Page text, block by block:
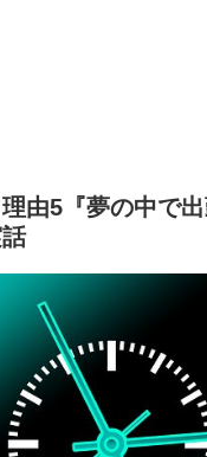
由5『夢の中で出